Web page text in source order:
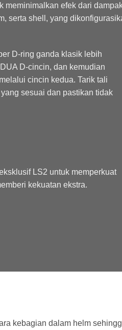
meminimalkan efek dari
serta shell, yang
D-ring ganda klasik lebih
D-cincin, dan kemudian
cincin kedua. Tarik tali
sesuai dan pastikan tidak
LS2 untuk memperkuat
kekuatan ekstra.
kebagian dalam helm